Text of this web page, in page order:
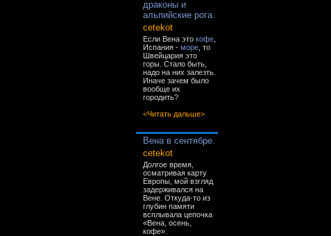
драконы и
альпийские рога.
cetekot
Если Вена это кофе
Испания - море , то
Швейцария это
горы. Стало быть,
надо на них залезть.
Иначе зачем было
вообще их
городить?
<Читать дальше>
Вена в сентябре.
cetekot
Долгое время,
осматривая карту
Европы, мой взгляд
задерживался на
Вене. Откуда-то из
глубин памяти
всплывала цепочка
«Вена, осень,
кофе».